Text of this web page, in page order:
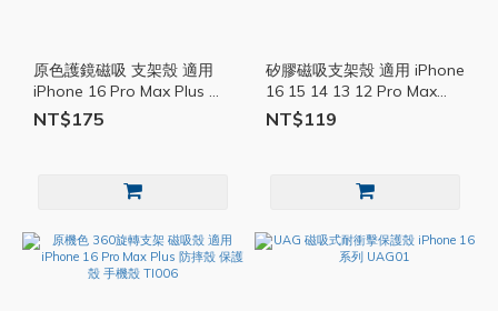
原色護鏡磁吸 支架殼 適用
iPhone 16 Pro Max Plus 保
護殼 手機殼 鏡頭保護 防摔
殼 TI007
NT$175
矽膠磁吸支架殼 適用 iPhone
16 15 14 13 12 Pro Max
Plus 保護殼 手機殼 支架
TI009
NT$119